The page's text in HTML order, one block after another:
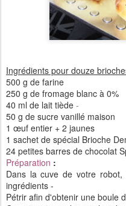
Ingrédients pour douze
500 g de farine
250 g de fromage blanc à 0%
40 ml de lait tiède -
50 g de sucre vanillé maison
1 œuf entier + 2 jaunes
1 sachet de spécial Brioche
24 petites barres de chocolat
Préparation :
Dans la cuve de votre
ingrédients -
Pétrir afin d'obtenir une boule